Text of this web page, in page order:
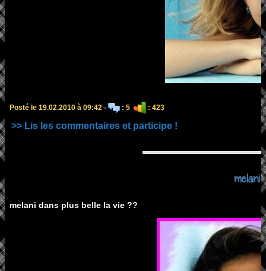
Posté le 19.02.2010 à 09:42 - : 5 : 423
>> Lis les commentaires et participe !
melani
melani dans plus belle la vie ??